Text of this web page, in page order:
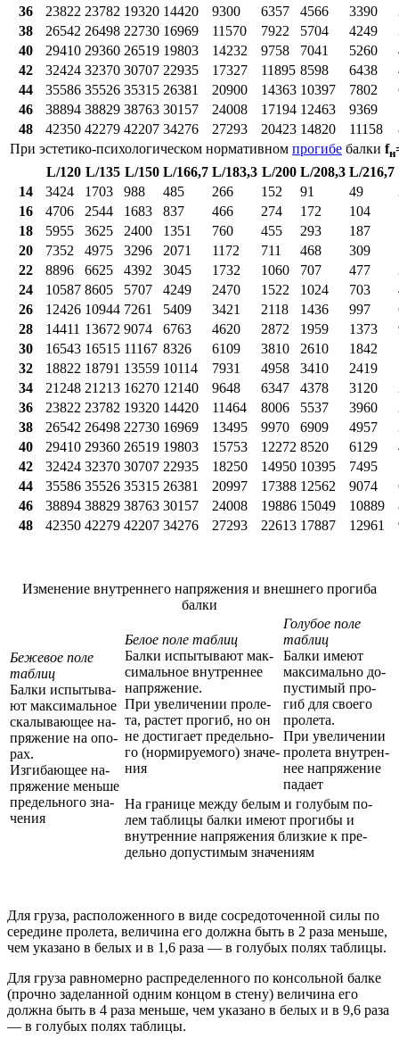
36
23822 23782 19320 14420 9300 6357 4566 3390
38
26542 26498 22730 16969 11570 7922 5704 4249
40
29410 29360 26519 19803 14232 9758 7041 5260
42
32424 32370 30707 22935 17327 11895 8598 6438
44
35586 35526 35315 26381 20900 14363 10397 7802
46
38894 38829 38763 30157 24008 17194 12463 9369
48
42350 42279 42207 34276 27293 20423 14820 11158
При эс­те­ти­ко-пси­хо­ло­ги­че­ском нор­ма­тив­ном про­ги­бе бал­ки fн
L/120 L/135 L/150 L/166,7 L/183,3 L/200 L/208,3 L/216,7
14
3424 1703 988 485 266 152 91 49
16
4706 2544 1683 837 466 274 172 104
18
5955 3625 2400 1351 760 455 293 187
20
7352 4975 3296 2071 1172 711 468 309
22
8896 6625 4392 3045 1732 1060 707 477
24
10587 8605 5707 4249 2470 1522 1024 703
26
12426 10944 7261 5409 3421 2118 1436 997
28
14411 13672 9074 6763 4620 2872 1959 1373
30
16543 16515 11167 8326 6109 3810 2610 1842
32
18822 18791 13559 10114 7931 4958 3410 2419
34
21248 21213 16270 12140 9648 6347 4378 3120
36
23822 23782 19320 14420 11464 8006 5537 3960
38
26542 26498 22730 16969 13495 9970 6909 4957
40
29410 29360 26519 19803 15753 12272 8520 6129
42
32424 32370 30707 22935 18250 14950 10395 7495
44
35586 35526 35315 26381 20997 17388 12562 9074
46
38894 38829 38763 30157 24008 19886 15049 10889
48
42350 42279 42207 34276 27293 22613 17887 12961
Изменение внутреннего напряжения и внешнего прогиба
балки
Бе­же­вое по­ле
таб­ли­ц
Бал­ки ис­пы­ты­ва­
ют мак­си­маль­ное
ска­лы­ва­ю­щее на­
пря­же­ние на опо­
рах.
Из­ги­ба­ю­щее на­
пря­же­ние мень­ше
пре­дель­но­го зна­
че­ния
Бе­лое по­ле таб­ли­ц
Бал­ки ис­пы­ты­ва­ют мак­
си­маль­ное внут­рен­нее
на­пря­же­ние.
При уве­ли­че­нии про­ле­
та, рас­тет про­гиб, но он
не до­сти­га­ет пре­дель­но­
го (нор­ми­ру­е­мо­го) зна­че­
ния
Го­лу­бое по­ле
таб­ли­ц
Бал­ки име­ют
мак­си­маль­но до­
пу­сти­мый про­
гиб для сво­е­го
про­ле­та.
При уве­ли­че­нии
про­ле­та внут­рен­
нее на­пря­же­ние
па­да­ет
На гра­ни­це меж­ду бе­лым и го­лу­бым по­
лем таб­ли­цы бал­ки име­ют про­ги­бы и
внут­рен­ние на­пря­же­ния близ­кие к пре­
дель­но до­пу­сти­мым зна­че­ни­ям
Для груза, расположенного в виде сосредоточенной силы по
середине пролета, величина его должна быть в 2 раза меньше,
чем указано в белых и в 1,6 раза — в голубых полях таблицы.
Для груза равномерно распределенного по консольной балке
(прочно заделанной одним концом в стену) величина его
должна быть в 4 раза меньше, чем указано в белых и в 9,6 раза
— в голубых полях таблицы.